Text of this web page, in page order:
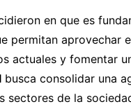
en que es
permitan aprovechar
actuales y fomentar
busca consolidar una
sectores de la